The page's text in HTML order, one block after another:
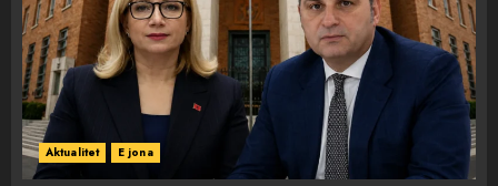
Aktualitet E jona